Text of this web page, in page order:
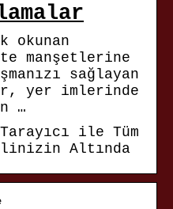
okunan
manşetlerine
sağlayan
yer imlerinde
…
ile Tüm
Altında